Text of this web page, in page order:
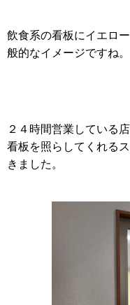
飲食系の看板にイエロ
般的なイメージですね。
２４時間営業している
看板を照らしてくれる
きました。